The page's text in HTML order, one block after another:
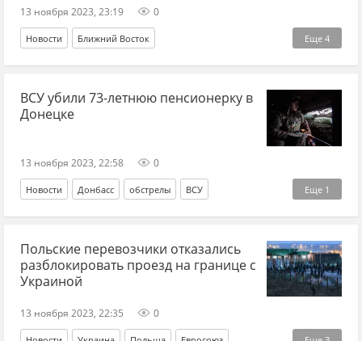
13 ноября 2023, 23:19 0
Еще 4
Новости Ближний Восток
Палестино-израильский конфликт МЧС РФ
эвакуация сектор Газа
ВСУ убили 73-летнюю пенсионерку в
Донецке
13 ноября 2023, 22:58 0
Еще 1
Новости Донбасс обстрелы ВСУ
Новые регионы
Польские перевозчики отказались
разблокировать проезд на границе с
Украиной
13 ноября 2023, 22:35 0